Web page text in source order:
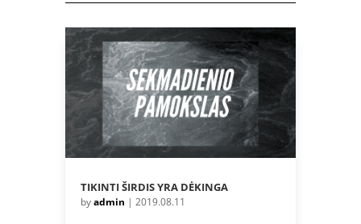
TIKINTI ŠIRDIS YRA DĖKINGA
byadmin | 2019.08.11